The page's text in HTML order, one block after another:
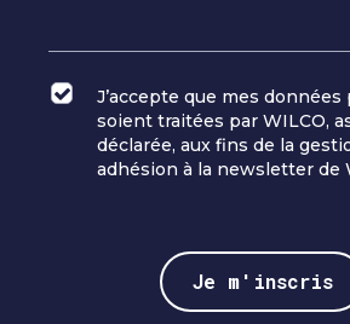
J’accepte que mes
soient traitées par WILCO,
déclarée, aux fins de la
adhésion à la newsletter de